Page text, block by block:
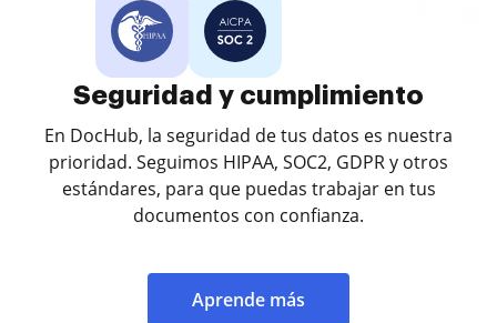
Seguridad y cumplimiento
En DocHub, la seguridad de tus datos es nuestra
prioridad. Seguimos HIPAA, SOC2, GDPR y otros
estándares, para que puedas trabajar en tus
documentos con confianza.
Aprende más